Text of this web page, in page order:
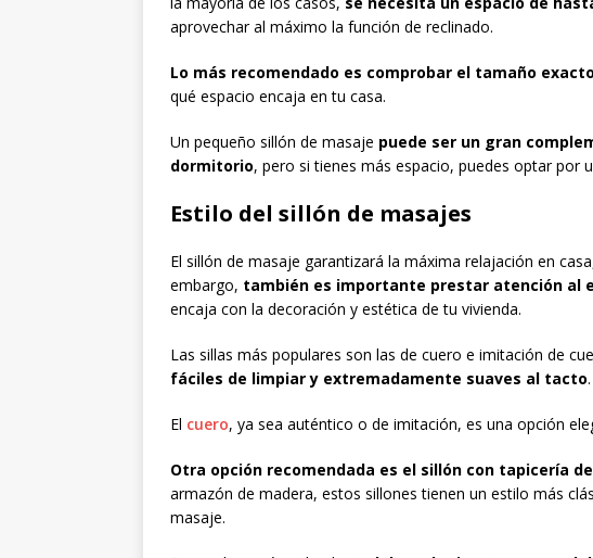
aprovechar al máximo la función de reclinado.
Lo más recomendado es comprobar el tamaño
qué espacio encaja en tu casa.
Un pequeño sillón de masaje puede ser un gran
dormitorio, pero si tienes más espacio, puedes optar por
Estilo del sillón de masajes
El sillón de masaje garantizará la máxima relajación en
embargo, también es importante prestar atención al
encaja con la decoración y estética de tu vivienda.
Las sillas más populares son las de cuero e imitación de
fáciles de limpiar y extremadamente suaves al tacto.
El cuero, ya sea auténtico o de imitación, es una opción
Otra opción recomendada es el sillón con tapicería
armazón de madera, estos sillones tienen un estilo más
masaje.